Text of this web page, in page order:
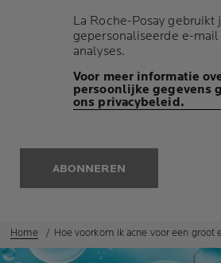
La Roche-Posay gebruikt
gepersonaliseerde e-
analyses.
Voor meer informatie
persoonlijke gegevens
ons privacybeleid.
ABONNEREN
Home Hoe voorkom ik acne voor een groot